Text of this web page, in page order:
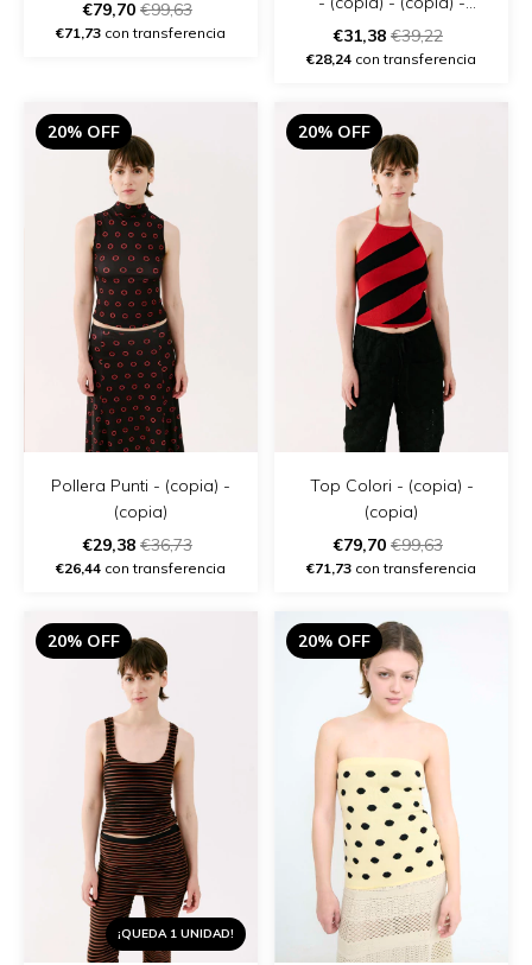
€79,70 €99,63
€71,73 con transferencia
(copia)
€31,38 €39,22
€28,24 con transferencia
20% OFF
Pollera Punti - (copia) -
(copia)
€29,38 €36,73
€26,44 con transferencia
20% OFF
Top Colori - (copia) -
(copia)
€79,70 €99,63
€71,73 con transferencia
20% OFF
¡QUEDA 1 UNIDAD!
20% OFF